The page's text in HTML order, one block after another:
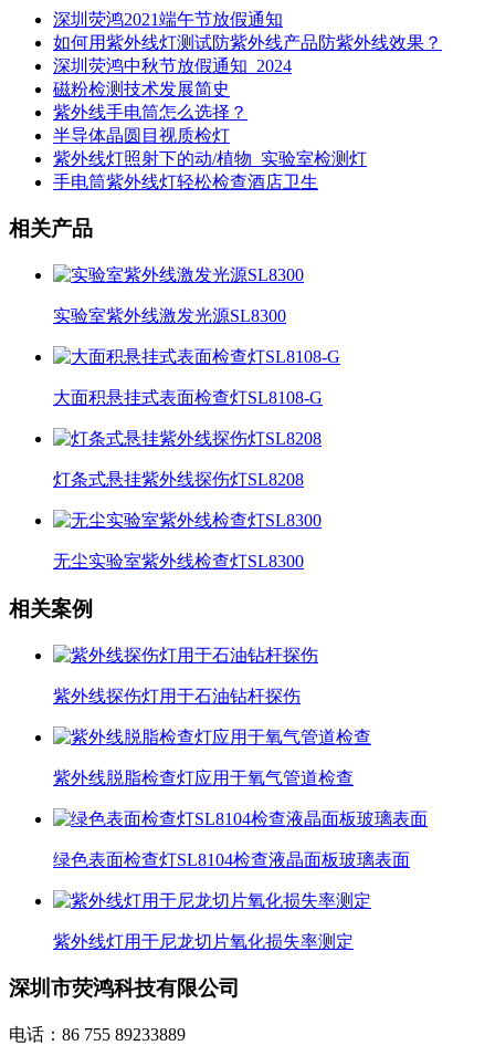
深圳荧鸿2021端午节放假通知
如何用紫外线灯测试防紫外线产品防紫外线效果？
深圳荧鸿中秋节放假通知_2024
磁粉检测技术发展简史
紫外线手电筒怎么选择？
半导体晶圆目视质检灯
紫外线灯照射下的动/植物_实验室检测灯
手电筒紫外线灯轻松检查酒店卫生
相关产品
实验室紫外线激发光源SL8300
大面积悬挂式表面检查灯SL8108-G
灯条式悬挂紫外线探伤灯SL8208
无尘实验室紫外线检查灯SL8300
相关案例
紫外线探伤灯用于石油钻杆探伤
紫外线脱脂检查灯应用于氧气管道检查
绿色表面检查灯SL8104检查液晶面板玻璃表面
紫外线灯用于尼龙切片氧化损失率测定
深圳市荧鸿科技有限公司
电话：86 755 89233889